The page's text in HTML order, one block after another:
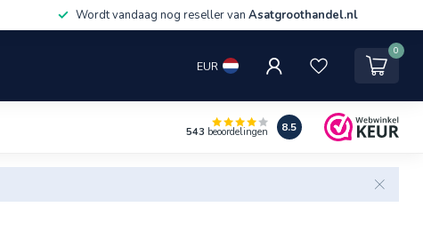
Wordt vandaag nog reseller van Asatgroothandel.nl
EUR
0
543 beoordelingen 8.5